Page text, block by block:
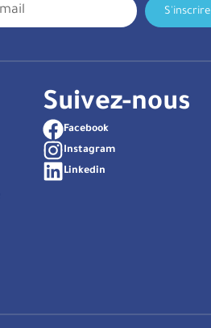
S'inscrire
Suivez-nous
Facebook
Instagram
Linkedin